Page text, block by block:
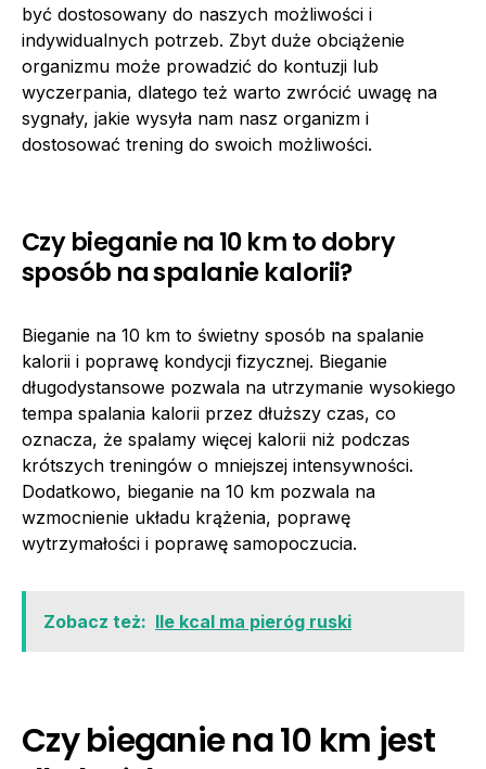
być dostosowany do naszych możliwości i
indywidualnych potrzeb. Zbyt duże obciążenie
organizmu może prowadzić do kontuzji lub
wyczerpania, dlatego też warto zwrócić uwagę na
sygnały, jakie wysyła nam nasz organizm i
dostosować trening do swoich możliwości.
Czy bieganie na 10 km to dobry
sposób na spalanie kalorii?
Bieganie na 10 km to świetny sposób na spalanie
kalorii i poprawę kondycji fizycznej. Bieganie
długodystansowe pozwala na utrzymanie wysokiego
tempa spalania kalorii przez dłuższy czas, co
oznacza, że spalamy więcej kalorii niż podczas
krótszych treningów o mniejszej intensywności.
Dodatkowo, bieganie na 10 km pozwala na
wzmocnienie układu krążenia, poprawę
wytrzymałości i poprawę samopoczucia.
Zobacz też: Ile kcal ma pieróg ruski
Czy bieganie na 10 km jest